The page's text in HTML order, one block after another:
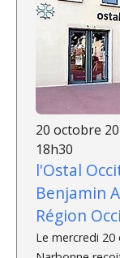
20 octobre
18h30
l'Ostal
Benjamin
Région
Le mercredi